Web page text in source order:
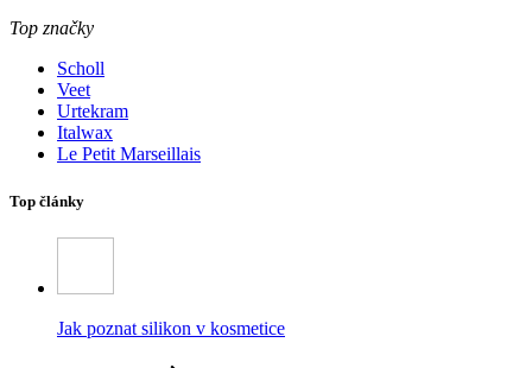
Top značky
Scholl
Veet
Urtekram
Italwax
Le Petit Marseillais
Top články
Jak poznat silikon v kosmetice